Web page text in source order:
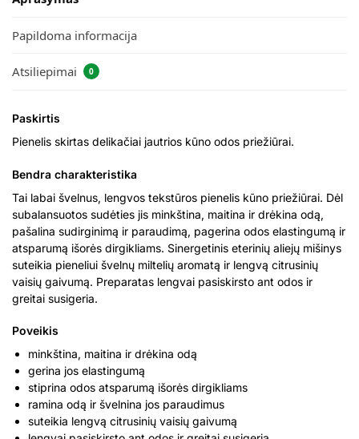
Papildoma informacija
Atsiliepimai 0
Paskirtis
Pienelis skirtas delikačiai jautrios kūno odos priežiūrai.
Bendra charakteristika
Tai labai švelnus, lengvos tekstūros pienelis kūno priežiūrai. Dėl
subalansuotos sudėties jis minkština, maitina ir drėkina odą,
pašalina sudirginimą ir paraudimą, pagerina odos elastingumą ir
atsparumą išorės dirgikliams. Sinergetinis eterinių aliejų mišinys
suteikia pieneliui švelnų miltelių aromatą ir lengvą citrusinių
vaisių gaivumą. Preparatas lengvai pasiskirsto ant odos ir
greitai susigeria.
Poveikis
minkština, maitina ir drėkina odą
gerina jos elastingumą
stiprina odos atsparumą išorės dirgikliams
ramina odą ir švelnina jos paraudimus
suteikia lengvą citrusinių vaisių gaivumą